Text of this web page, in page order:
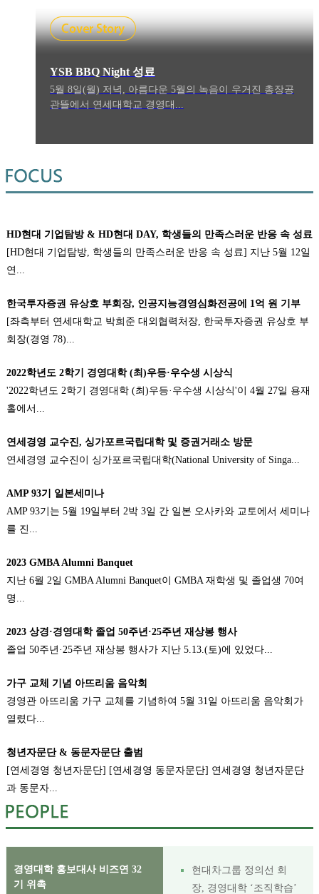
YSB BBQ Night 성료
5월 8일(월) 저녁, 아름다운 5월의 녹음이 우거진 총장공
관뜰에서 연세대학교 경영대...
HD현대 기업탐방 & HD현대 DAY, 학생들의 만족스러운 반응 속 성료
[HD현대 기업탐방, 학생들의 만족스러운 반응 속 성료] 지난 5월 12일
연...
한국투자증권 유상호 부회장, 인공지능경영심화전공에 1억 원 기부
[좌측부터 연세대학교 박희준 대외협력처장, 한국투자증권 유상호 부
회장(경영 78)...
2022학년도 2학기 경영대학 (최)우등·우수생 시상식
'2022학년도 2학기 경영대학 (최)우등·우수생 시상식'이 4월 27일 용재
홀에서...
연세경영 교수진, 싱가포르국립대학 및 증권거래소 방문
연세경영 교수진이 싱가포르국립대학(National University of Singa...
AMP 93기 일본세미나
AMP 93기는 5월 19일부터 2박 3일 간 일본 오사카와 교토에서 세미나
를 진...
2023 GMBA Alumni Banquet
지난 6월 2일 GMBA Alumni Banquet이 GMBA 재학생 및 졸업생 70여
명...
2023 상경·경영대학 졸업 50주년·25주년 재상봉 행사
졸업 50주년·25주년 재상봉 행사가 지난 5.13.(토)에 있었다...
가구 교체 기념 아뜨리움 음악회
경영관 아뜨리움 가구 교체를 기념하여 5월 31일 아뜨리움 음악회가
열렸다...
청년자문단 & 동문자문단 출범
[연세경영 청년자문단] [연세경영 동문자문단] 연세경영 청년자문단
과 동문자...
경영대학 홍보대사 비즈연 32
기 위촉
현대차그룹 정의선 회
장, 경영대학 ‘조직학습’